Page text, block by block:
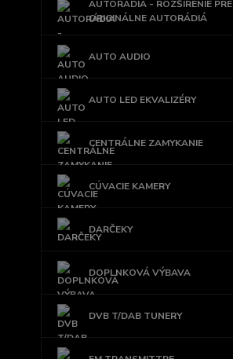
AUTORÁDIA - ROZŠÍRENIE PRE
ORIGINÁLNE AUTORÁDIÁ
AUTO AUDIO
AUTO LED EKVALIZÉRY
CENTRÁLNE ZAMYKANIE
CÚVACIE KAMERY
DARČEKY
DOPLNKOVÁ VÝBAVA
DVB T/DAB TUNERY